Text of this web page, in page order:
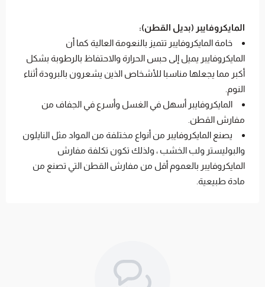
المايكروفايبر (بديل القطن):
خامة المايكروفايبر تتميز بالنعومة العالية كما أن
المايكروفايبر يميل إلى حبس الحرارة والاحتفاظ بالرطوبة بشكل
أكبر مما يجعلها مناسبا للأشخاص الذين يشعرون بالبرودة أثناء
النوم.
المايكروفايبر أسهل في الغسل وأسرع في الجفاف من
مفارش القطن.
يصنع المايكروفايبر من أنواع مختلفة من المواد مثل النايلون
والبوليستر ولب الخشب ، ولذلك تكون تكلفة مفارش
المايكروفايبر بالعموم أقل من مفارش القطن التي تصنع من
مادة طبيعية.